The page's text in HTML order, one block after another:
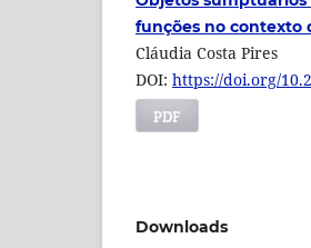
funções no contexto
Cláudia Costa Pires
DOI: https://doi.org/
PDF
Downloads